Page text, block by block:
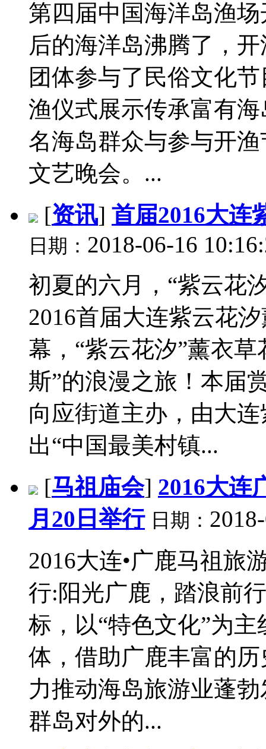
第四届中国海洋岛渔
后的海洋岛沸腾了，
团体参与了民俗文化
渔仪式展示传承富有
名海岛群众与参与开
文艺晚会。...
[资讯] 首届2016大连
日期： 2018-06-16
初夏的六月，“紫云花
2016首届大连紫云花
幕，“紫云花汐”薰衣
斯”的浪漫之旅！本届
向应街道主办，由大
出“中国最美村镇...
[马祖庙会] 2016大连
月20日举行 日期：
2016大连•广鹿马祖旅
行:阳光广鹿，踏浪前
标，以“特色文化”为
体，借助广鹿丰富的
力推动海岛旅游业蓬
群岛对外的...